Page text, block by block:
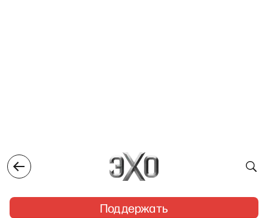
Поддержать